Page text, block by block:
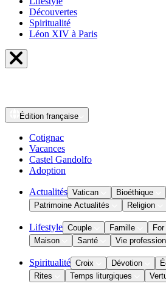
Découvertes
Spiritualité
Léon XIV à Paris
Édition française
Cotignac
Vacances
Castel Gandolfo
Adoption
Actualités Vatican Bioéthique
Patrimoine Actualités
Religion
Lifestyle Couple Famille
Maison
Santé Vie
Spiritualité Croix Dévotion
Rites
Temps liturgiques